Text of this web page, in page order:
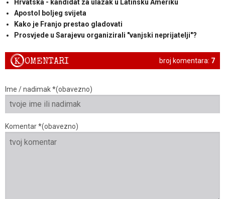
Hrvatska - kandidat za ulazak u Latinsku Ameriku
Apostol boljeg svijeta
Kako je Franjo prestao gladovati
Prosvjede u Sarajevu organizirali "vanjski neprijatelji"?
broj komentara: 7
KOMENTARI
Ime / nadimak *(obavezno)
Komentar *(obavezno)